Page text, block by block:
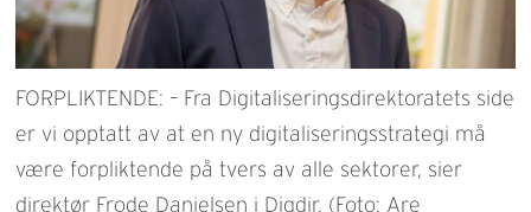
FORPLIKTENDE: – Fra Digitaliseringsdirektoratets side
er vi opptatt av at en ny digitaliseringsstrategi må
være forpliktende på tvers av alle sektorer, sier
direktør Frode Danielsen i Digdir. (Foto: Are